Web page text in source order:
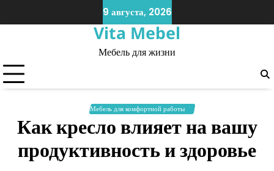
to
9 августа, 2026
Vita Mebel
Мебель для жизни
Мебель для комфортной работы
Как кресло влияет на вашу
продуктивность и здоровье